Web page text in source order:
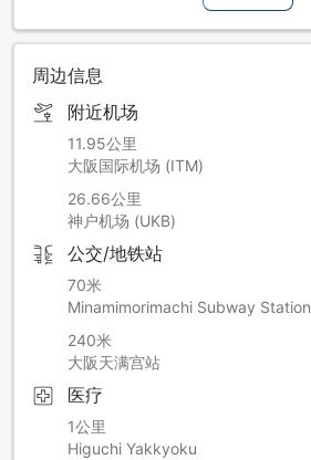
周边信息
附近机场
11.95公里
大阪国际机场 (ITM)
26.66公里
神户机场 (UKB)
公交/地铁站
70米
Minamimorimachi Subway Station
240米
大阪天满宫站
医疗
1公里
Higuchi Yakkyoku